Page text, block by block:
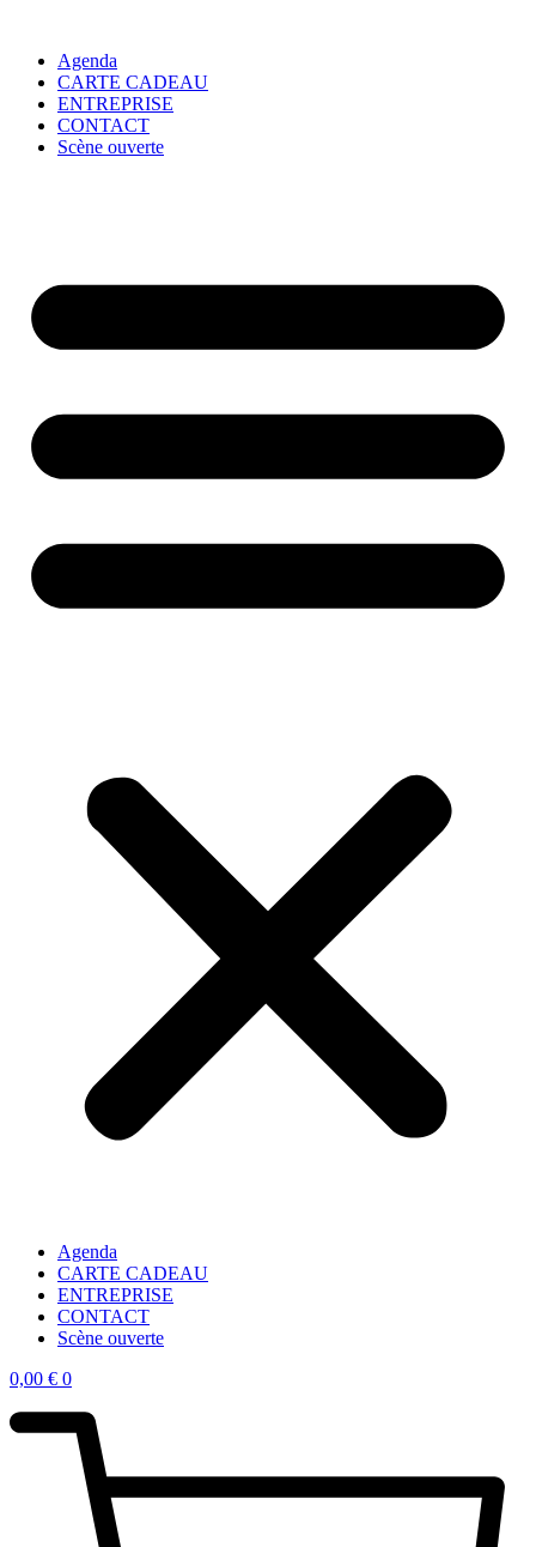
Agenda
CARTE CADEAU
ENTREPRISE
CONTACT
Scène ouverte
Agenda
CARTE CADEAU
ENTREPRISE
CONTACT
Scène ouverte
0,00 € 0